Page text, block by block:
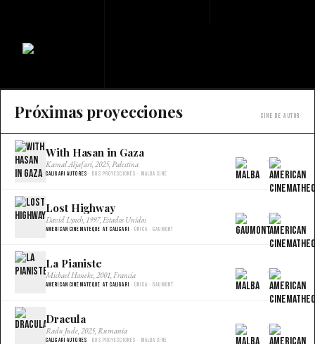
Próximas proyecciones Cine de autor
With Hasan in Gaza
Kamal Aljafari, 2025, Palestina
Caligari Autores · Dos proyecciones · Malba Cine
×
Lost Highway
David Lynch, 1997, Estados Unidos
American Cinemateque at Caligari · Única · Gaumont
×
La Pianiste
Michael Haneke, 2001, Francia
American Cinemateque at Caligari · Única · Gaumont
×
Dracula
Radu Jude, 2025, Rumania
Caligari Autores · Dos proyecciones · Malba Cine
×